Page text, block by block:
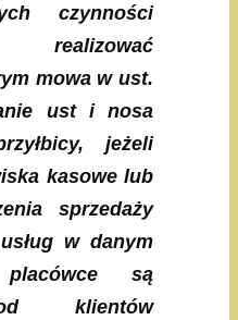
czynności
realizować
mowa w ust.
ust i nosa
jeżeli
kasowe lub
sprzedaży
w danym
są
klientów